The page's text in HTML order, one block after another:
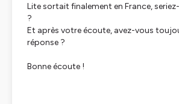
Lite sortait finalement en France,
?
Et après votre écoute, avez-vous
réponse ?
Bonne écoute !